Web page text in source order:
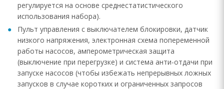
регулируется на основе среднестатистического
использования набора).
Пульт управления с выключателем блокировки, датчик
низкого напряжения, электронная схема попеременной
работы насосов, амперометрическая защита
(выключение при перегрузке) и система анти-отдачи при
запуске насосов (чтобы избежать непрерывных ложных
запусков в случае коротких и ограниченных запросов